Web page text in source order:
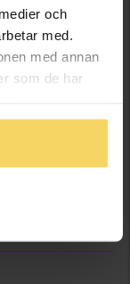
och
med.
med annan
som de har
349:-